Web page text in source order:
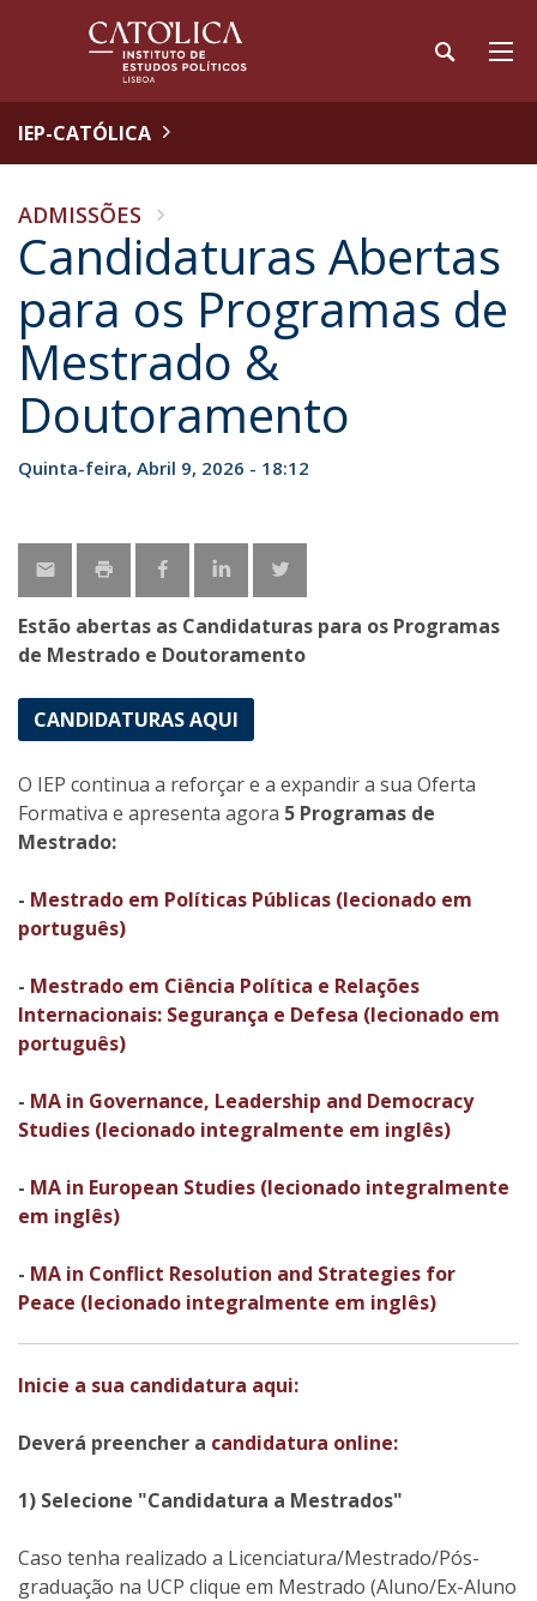
IEP-CATÓLICA
ADMISSÕES
Candidaturas Abertas
para os Programas de
Mestrado &
Doutoramento
Quinta-feira, Abril 9, 2026 - 18:12
Estão abertas as Candidaturas para os Programas
de Mestrado e Doutoramento
CANDIDATURAS AQUI
O IEP continua a reforçar e a expandir a sua Oferta
Formativa e apresenta agora 5 Programas de
Mestrado:
- Mestrado em Políticas Públicas (lecionado em
português)
- Mestrado em Ciência Política e Relações
Internacionais: Segurança e Defesa (lecionado em
português)
- MA in Governance, Leadership and Democracy
Studies (lecionado integralmente em inglês)
- MA in European Studies (lecionado integralmente
em inglês)
- MA in Conflict Resolution and Strategies for
Peace (lecionado integralmente em inglês)
Inicie a sua candidatura aqui:
Deverá preencher a candidatura online:
1) Selecione "Candidatura a Mestrados"
Caso tenha realizado a Licenciatura/Mestrado/Pós-
graduação na UCP clique em Mestrado (Aluno/Ex-Aluno